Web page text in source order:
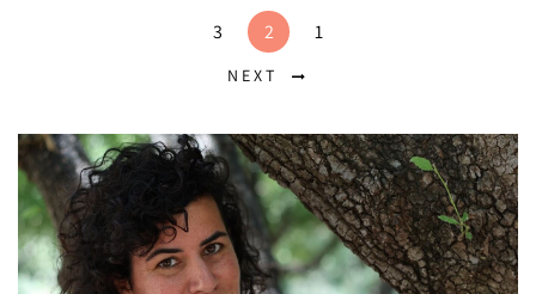
1
2
3
NEXT